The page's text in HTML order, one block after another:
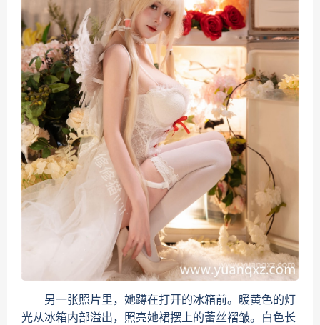
另一张照片里，她蹲在打开的冰箱前。暖黄色的灯
光从冰箱内部溢出，照亮她裙摆上的蕾丝褶皱。白色长